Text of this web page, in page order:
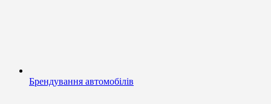
Брендування автомобілів